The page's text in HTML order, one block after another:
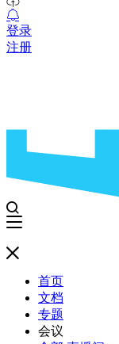
登录
注册
首页
文档
专题
会议